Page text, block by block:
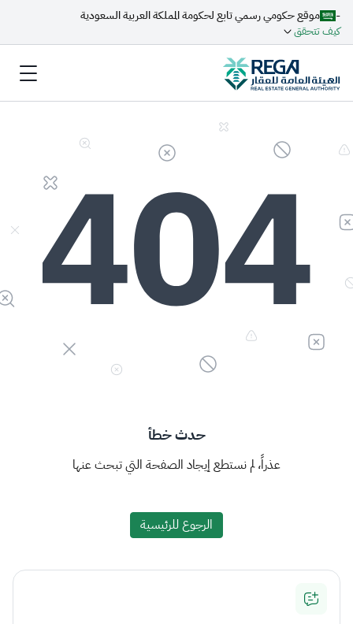
-
موقع حكومي رسمي تابع لحكومة المملكة العربية السعودية
كيف تتحقق
حدث خطأ
عذراً، لم نستطع إيجاد الصفحة التي تبحث عنها
الرجوع للرئيسية